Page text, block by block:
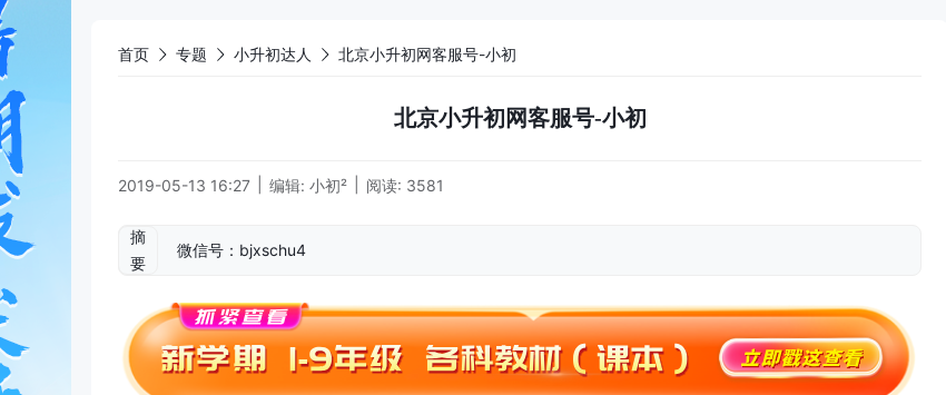
首页 专题 小升初达人 北京小升初网客服号-小初
北京小升初网客服号-小初
2019-05-13 16:27 编辑: 小初² 阅读: 3581
摘
要
微信号：bjxschu4